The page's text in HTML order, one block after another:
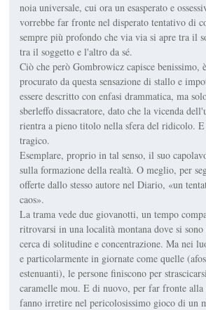
noia universale, cui ora un esasperato e
vorrebbe far fronte nel disperato tentativo di
sempre più profondo che via via si apre tra il
tra il soggetto e l'altro da sé.
Ciò che però Gombrowicz capisce
procurato da questa sensazione di stallo e
essere descritto con enfasi drammatica, ma
sberleffo dissacratore, dato che la vicenda
rientra a pieno titolo nella sfera del ridicolo.
tragico.
Esemplare, proprio in tal senso, il suo
sulla formazione della realtà. O meglio, per
offerte dallo stesso autore nel Diario, «un
caos».
La trama vede due giovanotti, un tempo
ritrovarsi in una località montana dove si
cerca di solitudine e concentrazione. Ma nei
e particolarmente in giornate come quelle
estenuanti), le persone finiscono per
caramelle mou. E di nuovo, per far fronte alla
fanno irretire nel pericolosissimo gioco di un